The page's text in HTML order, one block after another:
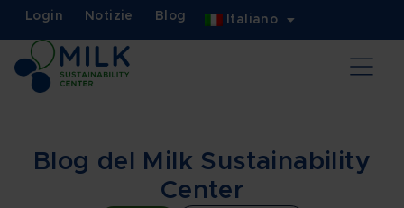
Login Notizie Blog Italiano
Blog del Milk Sustainability
Center